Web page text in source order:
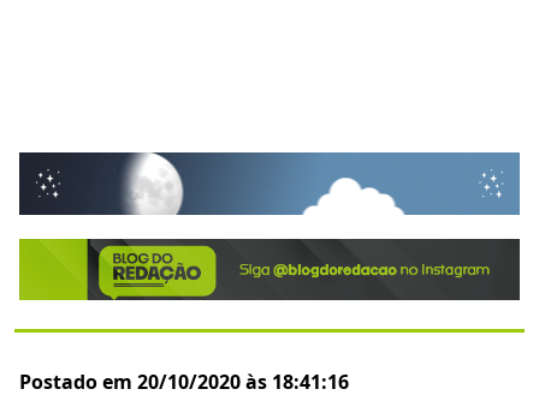
Postado em 20/10/2020 às 18:41:16